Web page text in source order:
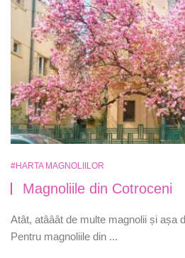
#HARTA MAGNOLIILOR
Magnoliile din Cotroceni
Atât, atââât de multe magnolii și așa
Pentru magnoliile din ...